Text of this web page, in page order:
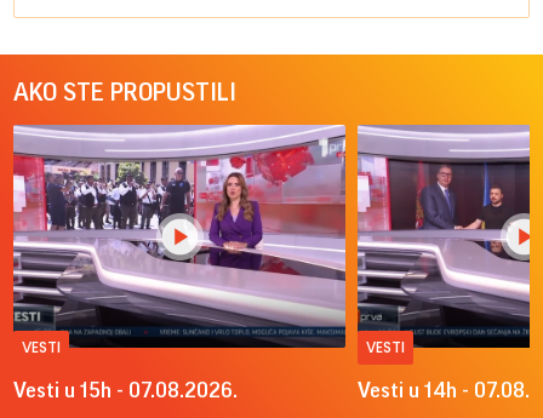
AKO STE PROPUSTILI
VESTI
Vesti u 15h - 07.08.2026.
VESTI
Vesti u 14h -